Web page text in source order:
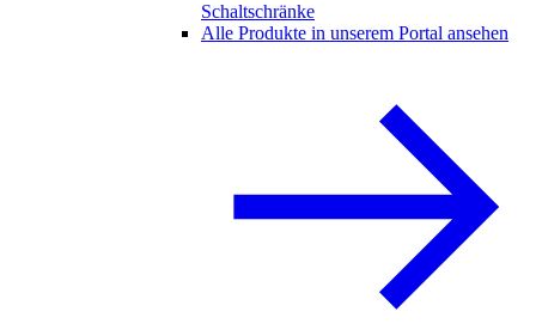
Schaltschränke
Alle Produkte in unserem Portal ansehen